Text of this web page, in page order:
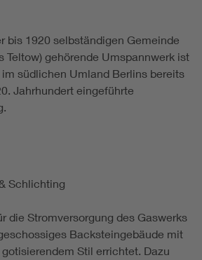
bis 1920 selbständigen Gemeinde
Teltow) gehörende Umspannwerk ist
südlichen Umland Berlins bereits
Jahrhundert eingeführte
Schlichting
die Stromversorgung des Gaswerks
Backsteingebäude mit
Stil errichtet. Dazu